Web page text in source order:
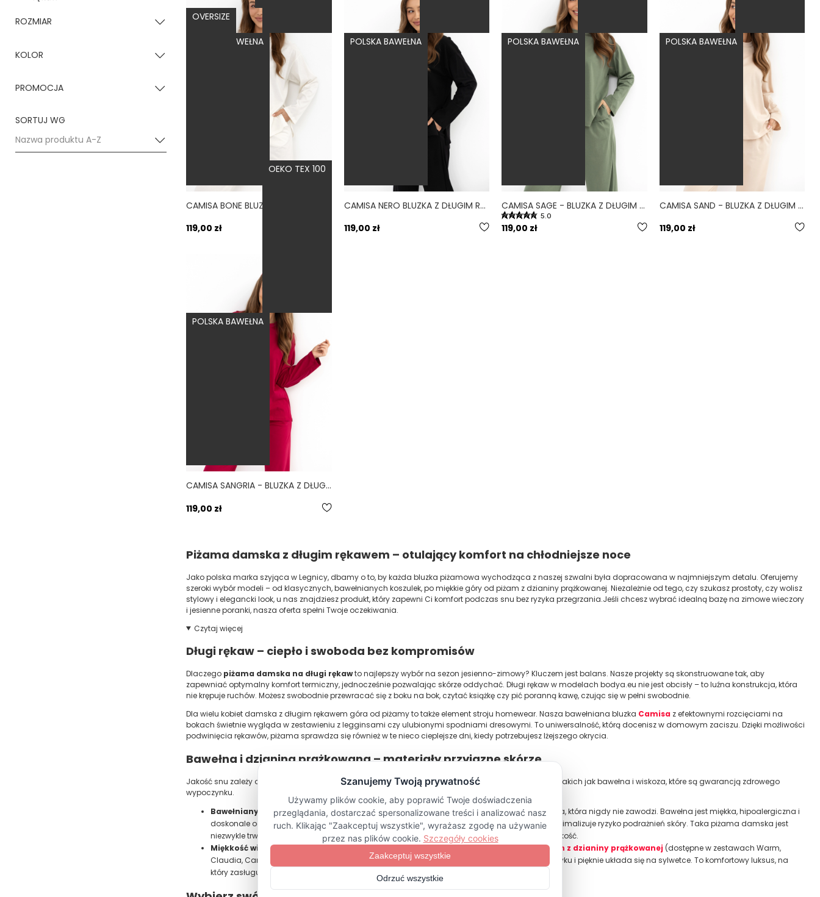
ROZMIAR
XL(5)
KOLOR
Czarny(1)
PROMOCJA
SORTUJ WG
Nazwa produktu A-Z
POLSKA BAWEŁNA
119,00 zł
POLSKA BAWEŁNA
CAMISA NERO BLUZKA Z DŁUGIM RĘKAWEM CZARNA
119,00 zł
POLSKA BAWEŁNA
CAMISA SAGE - BLUZKA Z DŁUGIM RĘKAWEM ZIELONA
5.0
119,00 zł
POLSKA BAWEŁNA
CAMISA SAND - BLUZKA Z DŁUGIM RĘKAWEM I ROZCIĘCIAMI BEŻOWA
119,00 zł
OVERSIZE
OEKO TEX 100
POLSKA BAWEŁNA
CAMISA SANGRIA - BLUZKA Z DŁUGIM RĘKAWEM MALINOWA
119,00 zł
Piżama damska z długim rękawem – otulający komfort na chłodniejsze noce
Jako polska marka szyjąca w Legnicy, dbamy o to, by każda bluzka piżamowa wychodząca z naszej szwalni była dopracowana w najmniejszym detalu. Oferujemy
szeroki wybór modeli – od klasycznych, bawełnianych koszulek, po miękkie góry od piżam z dzianiny prążkowanej. Niezależnie od tego, czy szukasz prostoty, czy wolisz
stylowy i elegancki look, u nas znajdziesz produkt, który zapewni Ci komfort podczas snu bez ryzyka przegrzania.Jeśli chcesz wybrać idealną bazę na zimowe wieczory
i jesienne poranki, nasza oferta spełni Twoje oczekiwania.
Czytaj więcej
Długi rękaw – ciepło i swoboda bez kompromisów
Dlaczego piżama damska na długi rękawto najlepszy wybór na sezon jesienno-zimowy? Kluczem jest balans. Nasze projekty są skonstruowane tak, aby
zapewniać optymalny komfort termiczny, jednocześnie pozwalając skórze oddychać. Długi rękaw w modelach bodya.eu nie jest obcisły – to luźna konstrukcja, która
nie krępuje ruchów. Możesz swobodnie przewracać się z boku na bok, czytać książkę czy pić poranną kawę, czując się w pełni swobodnie.
Dla wielu kobiet damska z długim rękawem góra od piżamy to także element stroju homewear. Nasza bawełniana bluzka Camisa z efektownymi rozcięciami na
bokach świetnie wygląda w zestawieniu z legginsami czy ulubionymi spodniami dresowymi. To uniwersalność, którą docenisz w domowym zaciszu. Dzięki możliwości
podwinięcia rękawów, piżama sprawdza się również w te nieco cieplejsze dni, kiedy potrzebujesz lżejszego okrycia.
Bawełna i dzianina prążkowana – materiały przyjazne skórze
Jakość snu zależy od tego, co dotyka Twojego ciała. W bodya.eu stawiamy na naturalne materiały, takich jak bawełna i wiskoza, które są gwarancją zdrowego
wypoczynku.
Bawełniany komfort:Nasze modelepiżamy wykonane z bawełny(np. Camisa) to klasyka, która nigdy nie zawodzi. Bawełna jest miękka, hipoalergiczna i
doskonale odprowadza wilgoć. To doskonały wybór dla osób o wrażliwej skórze, ponieważ minimalizuje ryzyko podrażnień skóry. Taka piżama damska jest
niezwykle trwała i łatwa w pielęgnacji – nawet po wielu praniach zachowuje swój kształt i miękkość.
Miękkość wiskozy:Jeśli szukasz czegoś o strukturze premium, sięgnij po nasze góry odpiżam z dzianiny prążkowanej (dostępne w zestawach Warm,
Claudia, Canario). Dodatek wiskozy sprawia, że materiał jest lejący, niezwykle przyjemny w dotyku i pięknie układa się na sylwetce. To komfortowy luksus, na
który zasługujesz każdej nocy.